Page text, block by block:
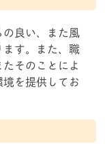
良い、また風
す。また、職
そのことによ
を提供してお